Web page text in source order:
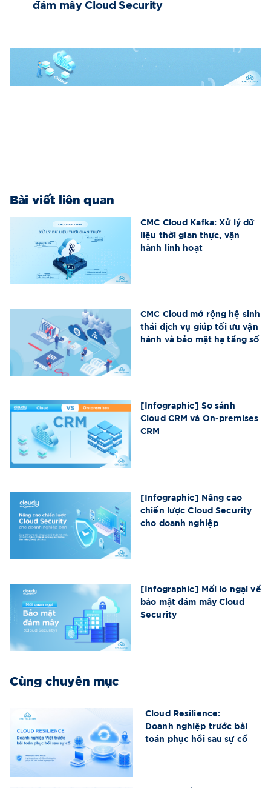
đám mây Cloud Security
Bài viết liên quan
CMC Cloud Kafka: Xử lý dữ
liệu thời gian thực, vận
hành linh hoạt
CMC Cloud mở rộng hệ sinh
thái dịch vụ giúp tối ưu vận
hành và bảo mật hạ tầng số
[Infographic] So sánh
Cloud CRM và On-premises
CRM
[Infographic] Nâng cao
chiến lược Cloud Security
cho doanh nghiệp
[Infographic] Mối lo ngại về
bảo mật đám mây Cloud
Security
Cùng chuyên mục
Cloud Resilience:
Doanh nghiệp trước bài
toán phục hồi sau sự cố